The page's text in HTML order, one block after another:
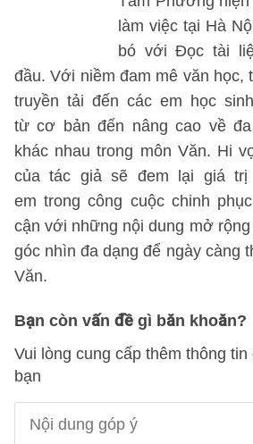
làm việc tại Hà
bó với Đọc tài
đầu. Với niềm đam mê văn học,
truyền tải đến các em học
từ cơ bản đến nâng cao về
khác nhau trong môn Văn. Hi
của tác giả sẽ đem lại giá
em trong công cuộc chinh
cận với những nội dung mở
góc nhìn đa dạng để ngày càng
Văn.
Bạn còn vấn đề gì băn khoăn?
Vui lòng cung cấp thêm thông
bạn